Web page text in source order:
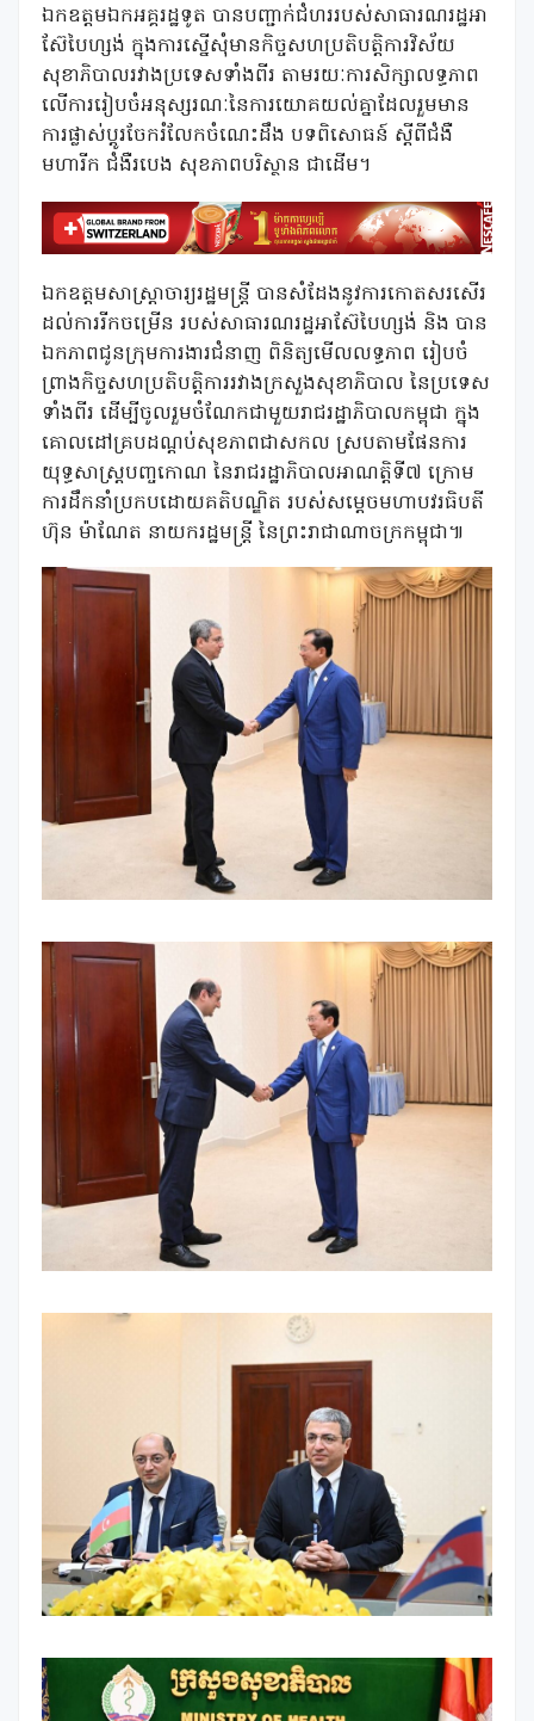
ឯកឧត្តមឯកអគ្គរដ្ឋទូត បានបញ្ជាក់ជំហររបស់សាធារណរដ្ឋអា
ស៊ែបៃហ្សង់ ក្នុងការស្នើសុំមានកិច្ចសហប្រតិបត្តិការវិស័យ
សុខាភិបាលរវាងប្រទេសទាំងពីរ តាមរយៈការសិក្សាលទ្ធភាព
លើការរៀបចំអនុស្សរណៈនៃការយោគយល់គ្នាដែលរួមមាន
ការផ្លាស់ប្តូរចែករំលែកចំណេះដឹង បទពិសោធន៍ ស្តីពីជំងឺ
មហារីក ជំងឺរបេង សុខភាពបរិស្ថាន ជាដើម។
ឯកឧត្តមសាស្ត្រាចារ្យរដ្ឋមន្ត្រី បានសំដែងនូវការកោតសរសើរ
ដល់ការរីកចម្រើន របស់សាធារណរដ្ឋអាស៊ែបៃហ្សង់ និង បាន
ឯកភាពជូនក្រុមការងារជំនាញ ពិនិត្យមើលលទ្ធភាព រៀបចំ
ព្រាងកិច្ចសហប្រតិបត្តិការរវាងក្រសួងសុខាភិបាល នៃប្រទេស
ទាំងពីរ ដើម្បីចូលរួមចំណែកជាមួយរាជរដ្ឋាភិបាលកម្ពុជា ក្នុង
គោលដៅគ្របដណ្តប់សុខភាពជាសកល ស្របតាមផែនការ
យុទ្ធសាស្រ្តបញ្ចកោណ នៃរាជរដ្ឋាភិបាលអាណត្តិទី៧ ក្រោម
ការដឹកនាំប្រកបដោយគតិបណ្ឌិត របស់សម្តេចមហាបវរធិបតី
ហ៊ុន ម៉ាណែត នាយករដ្ឋមន្ត្រី នៃព្រះរាជាណាចក្រកម្ពុជា៕